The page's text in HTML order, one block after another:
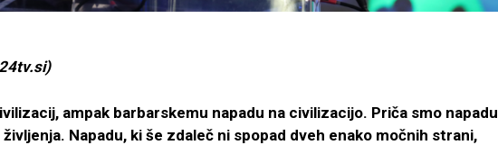
ampak barbarskemu napadu na civilizacijo. Priča smo napadu
Napadu, ki še zdaleč ni spopad dveh enako močnih strani,